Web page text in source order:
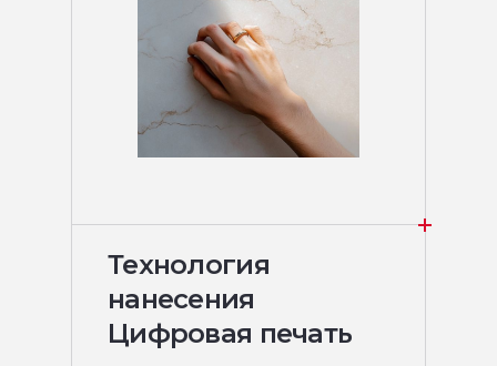
Технология
нанесения
Цифровая печать